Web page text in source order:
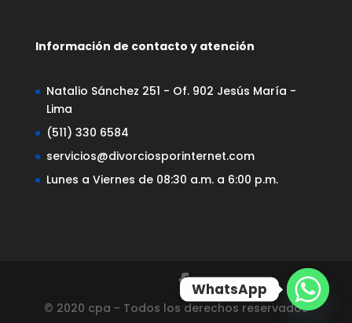
Información de contacto y atención
Natalio Sánchez 251 - Of. 902 Jesús María -
Lima
(511) 330 6584
servicios@divorciosporinternet.com
Lunes a Viernes de 08:30 a.m. a 6:00 p.m.
© 2020 cpa - Todos los derechos reservados
WhatsApp